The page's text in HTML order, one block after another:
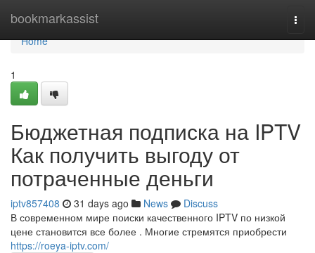
bookmarkassist
Home
Home
1
Бюджетная подписка на IPTV
Как получить выгоду от
потраченные деньги
iptv857408 31 days ago News
Discuss
В современном мире поиски качественного IPTV по низкой
цене становится все более . Многие стремятся приобрести
https://roeya-iptv.com/